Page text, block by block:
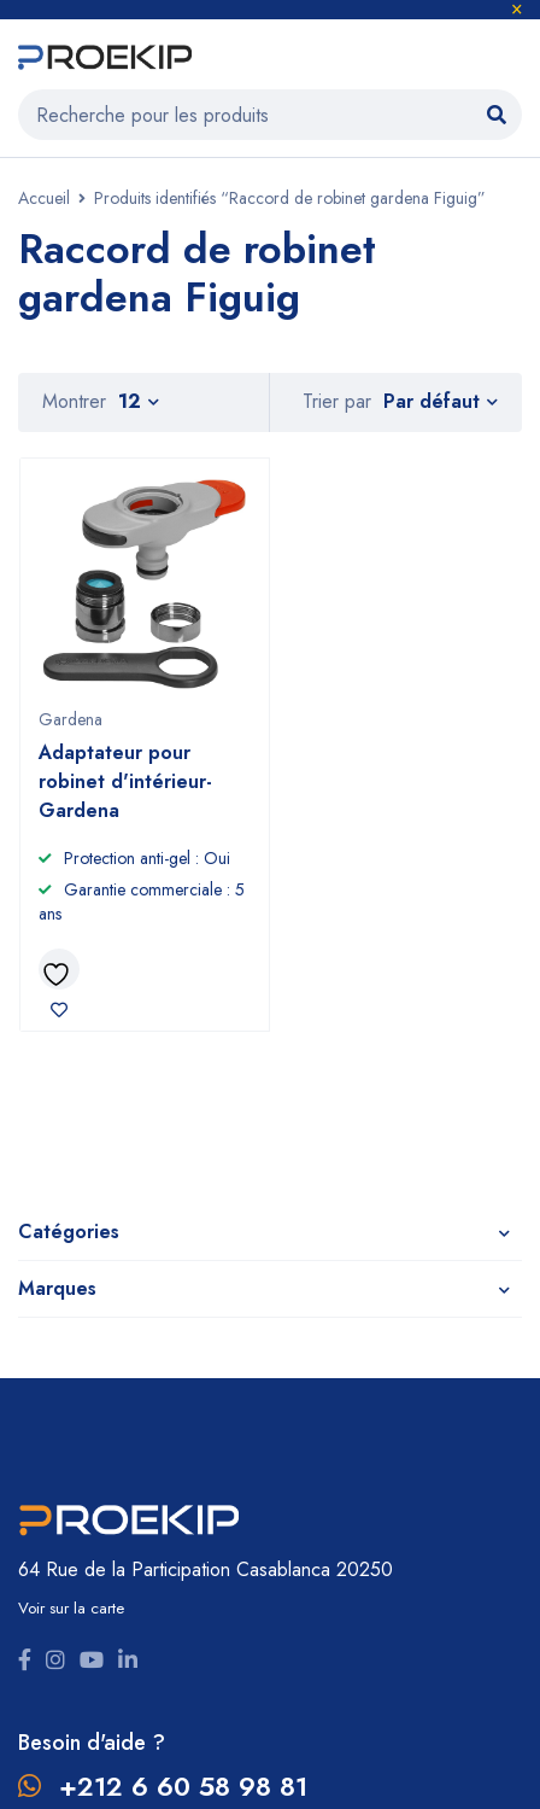
Accueil Produits identifiés “Raccord de robinet gardena Figuig”
Raccord de robinet
gardena Figuig
Catégories
Marques
Trier par Par défaut
Montrer 12
Gardena
Adaptateur pour
robinet d'intérieur-
Gardena
Protection anti-gel : Oui
Garantie commerciale : 5
ans
64 Rue de la Participation Casablanca 20250
Voir sur la carte
Besoin d'aide ?
+212 6 60 58 98 81